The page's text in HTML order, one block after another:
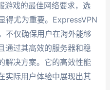
游戏的最佳网络要求，选
得尤为重要。ExpressVPN
不仅确保用户在海外能够
通过其高效的服务器和稳
解决方案。它的高效性能
实际用户体验中展现出其